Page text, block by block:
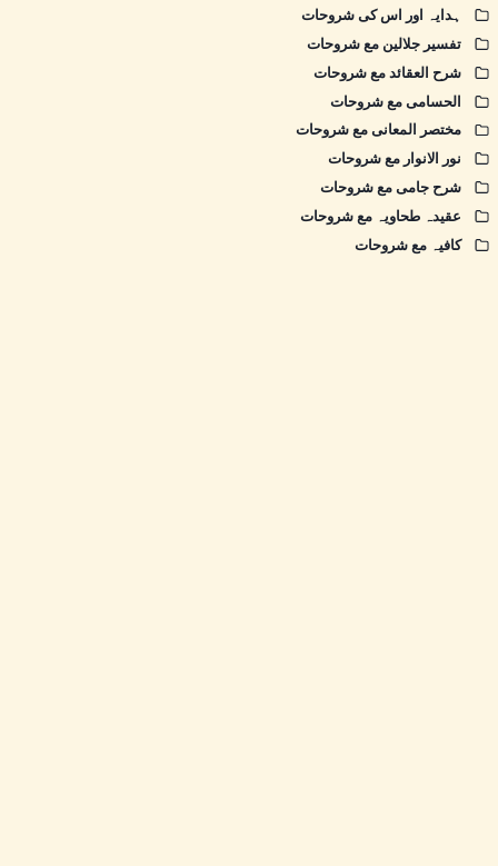
ہدایہ اور اس کی شروحات
تفسیر جلالین مع شروحات
شرح العقائد مع شروحات
الحسامی مع شروحات
مختصر المعانی مع شروحات
نور الانوار مع شروحات
شرح جامی مع شروحات
عقیدہ طحاویہ مع شروحات
کافیہ مع شروحات